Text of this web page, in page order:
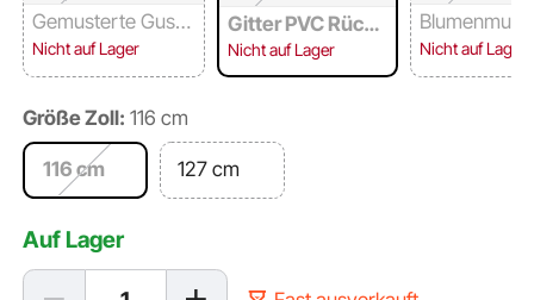
Gemusterte Guss
eisen Rückwand
Nicht auf Lager
Gitter PVC Rück
wand
Nicht auf Lager
C Rückwand
Nicht auf Lager
Größe Zoll: 116 cm
116 cm 127 cm
Auf Lager